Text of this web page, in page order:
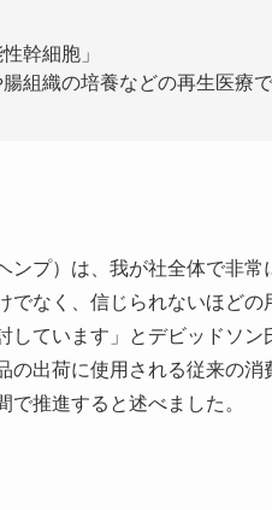
幹細胞」
組織の培養などの再生医療
ンプ）は、我が社全体で非
でなく、信じられないほど
しています」とデビッドソ
の出荷に使用される従来の
推進すると述べました。